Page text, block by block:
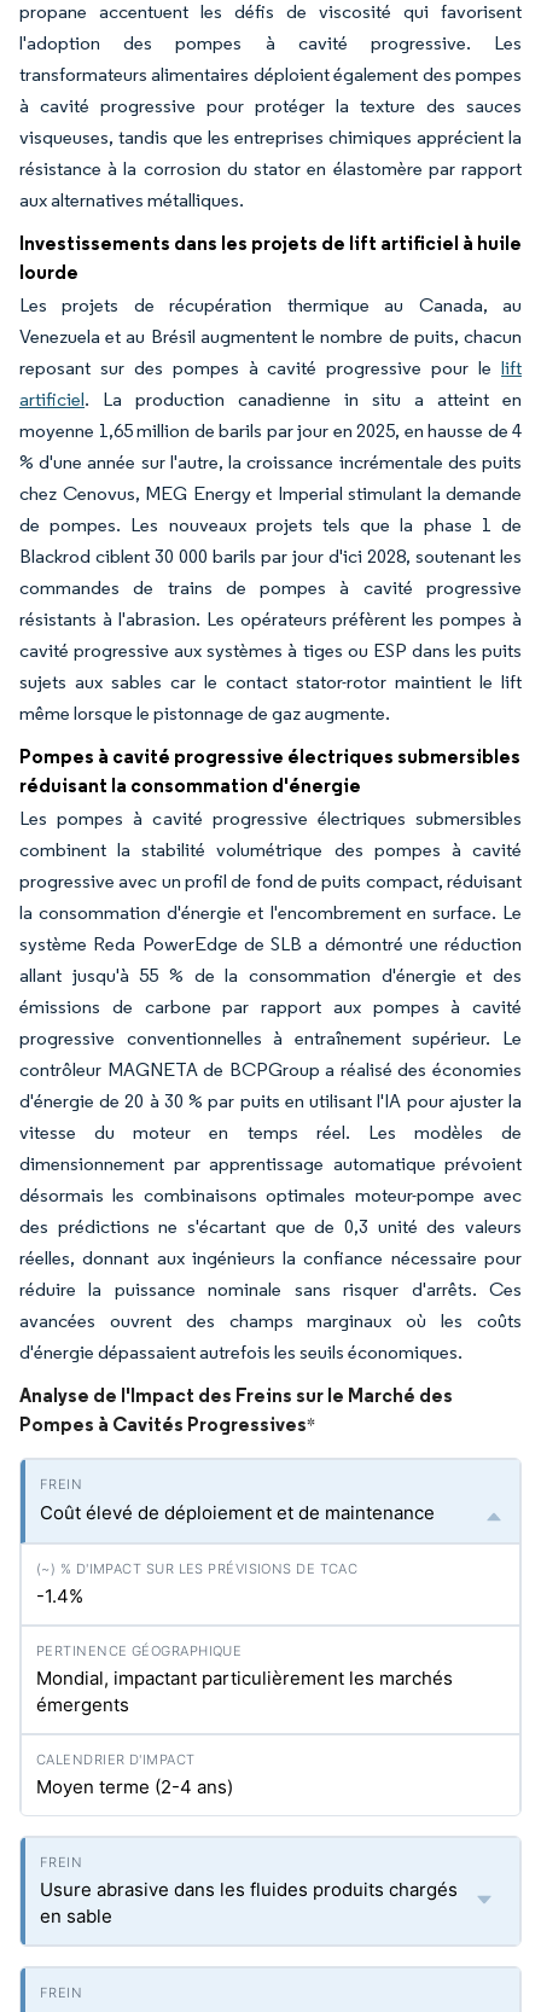
propane accentuent les défis de viscosité qui favorisent
l'adoption des pompes à cavité progressive. Les
transformateurs alimentaires déploient également des pompes
à cavité progressive pour protéger la texture des sauces
visqueuses, tandis que les entreprises chimiques apprécient la
résistance à la corrosion du stator en élastomère par rapport
aux alternatives métalliques.
Investissements dans les projets de lift artificiel à huile
lourde
Les projets de récupération thermique au Canada, au
Venezuela et au Brésil augmentent le nombre de puits, chacun
reposant sur des pompes à cavité progressive pour le lift
artificiel. La production canadienne in situ a atteint en
moyenne 1,65 million de barils par jour en 2025, en hausse de 4
% d'une année sur l'autre, la croissance incrémentale des puits
chez Cenovus, MEG Energy et Imperial stimulant la demande
de pompes. Les nouveaux projets tels que la phase 1 de
Blackrod ciblent 30 000 barils par jour d'ici 2028, soutenant les
commandes de trains de pompes à cavité progressive
résistants à l'abrasion. Les opérateurs préfèrent les pompes à
cavité progressive aux systèmes à tiges ou ESP dans les puits
sujets aux sables car le contact stator-rotor maintient le lift
même lorsque le pistonnage de gaz augmente.
Pompes à cavité progressive électriques submersibles
réduisant la consommation d'énergie
Les pompes à cavité progressive électriques submersibles
combinent la stabilité volumétrique des pompes à cavité
progressive avec un profil de fond de puits compact, réduisant
la consommation d'énergie et l'encombrement en surface. Le
système Reda PowerEdge de SLB a démontré une réduction
allant jusqu'à 55 % de la consommation d'énergie et des
émissions de carbone par rapport aux pompes à cavité
progressive conventionnelles à entraînement supérieur. Le
contrôleur MAGNETA de BCPGroup a réalisé des économies
d'énergie de 20 à 30 % par puits en utilisant l'IA pour ajuster la
vitesse du moteur en temps réel. Les modèles de
dimensionnement par apprentissage automatique prévoient
désormais les combinaisons optimales moteur-pompe avec
des prédictions ne s'écartant que de 0,3 unité des valeurs
réelles, donnant aux ingénieurs la confiance nécessaire pour
réduire la puissance nominale sans risquer d'arrêts. Ces
avancées ouvrent des champs marginaux où les coûts
d'énergie dépassaient autrefois les seuils économiques.
Analyse de l'Impact des Freins sur le Marché des
Pompes à Cavités Progressives*
Coût élevé de déploiement et de maintenance
-1.4%
Mondial, impactant particulièrement les marchés
émergents
Moyen terme (2-4 ans)
Usure abrasive dans les fluides produits chargés
en sable